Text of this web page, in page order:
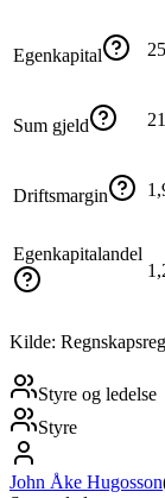
Egenkapital
Sum gjeld
Driftsmargin
Egenkapitalandel
Kilde:
Styre og ledelse
Styre
John Åke Hugosson